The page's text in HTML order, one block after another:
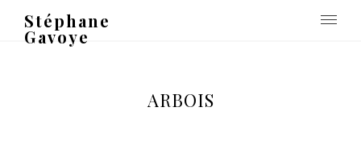
Stéphane
Gavoye
ARBOIS